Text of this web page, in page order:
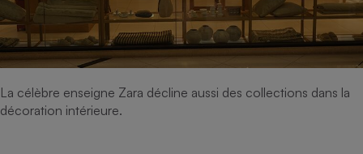
La célèbre enseigne Zara décline aussi des collections dans la
décoration intérieure.